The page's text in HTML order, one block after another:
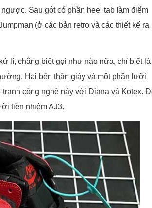
Sau gót có phần heel tab làm điểm
(ở các bản retro và các thiết kế ra
lí, chẳng biết gọi như nào nữa, chỉ biết là
Hai bên thân giày và một phần lưỡi
công nghệ này với Diana và Kotex.
tiền nhiệm AJ3.